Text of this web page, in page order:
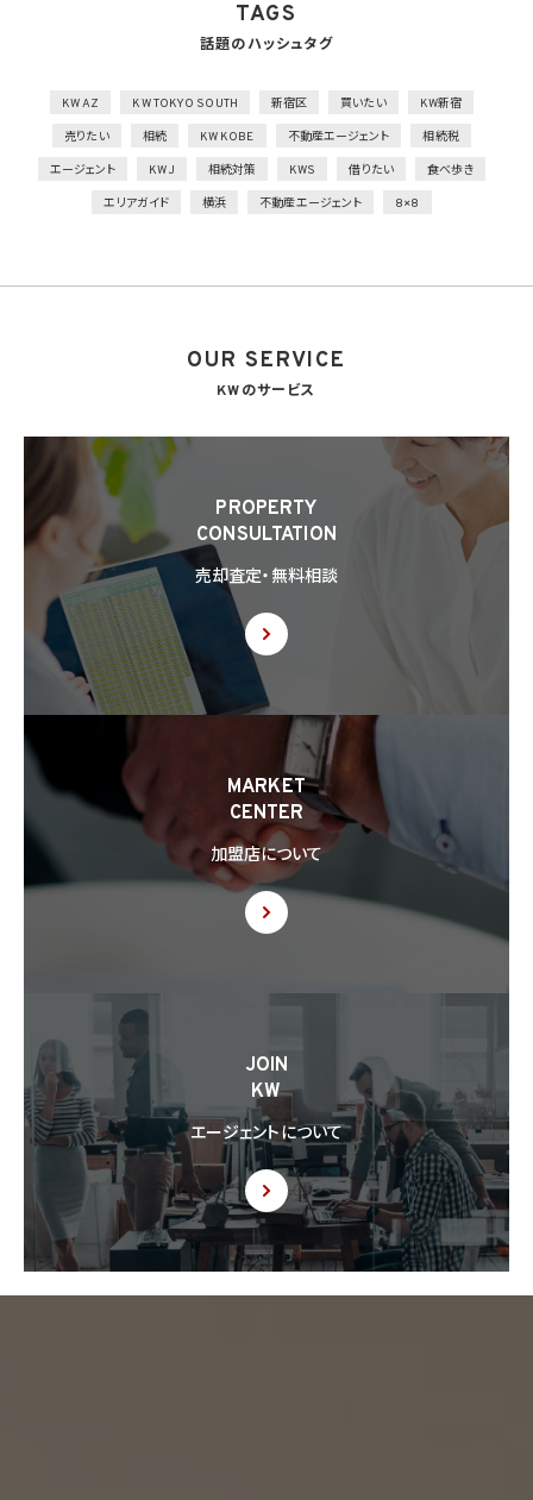
合、容易に個人データが判明しないよう措置を実施
2）個人データを取り扱う情報システムを外部からの不正アクセス又は不正ソフトウェア
外的環境の把握
全管理措置を実施
8.1 当社は、第4.1項各号のいずれかに該当する場合を除くほか、あらかじめ本人の同意を
(1) 利用目的の達成に必要な範囲内において個人情報の取扱いの全部又は一部を委託
することに伴って個人情報を提供する場合
(2) 合併その他の事由による事業の承継に伴って個人情報が提供される場合
(3) 第9項の定めに基づき共同利用する場合
8.2 第8.1項の定めにかかわらず、当社は、第4.1項各号のいずれかに該当する場合を除く
ほか、外国（個人情報保護法第28条に基づき個人情報保護委員会規則で指定される国
を除きます。）にある第三者（個人情報保護法第28条に基づき個人情報保護委員会規則
で指定される基準に適合する体制を整備している者を除きます。）に個人情報を提供する
場合には、あらかじめ外国にある第三者への提供を認める旨の本人の同意を得るもの
とします。
8.3 第8.2項に基づき外国にある第三者への提供につき本人の同意を得る場合、以下の
事項について本人に情報を提供するものとします。但し、第1号の事項が特定できない場
合、第1号及び第2号の事項に代えて、第1号の事項が特定できない旨及びその理由、並び
に当該事項に代わる本人に参考となるべき情報があれば当該情報を提供するものとし
ます。
(1) 当該外国の名称
(2) 当該外国における個人情報の保護に関する制度に関する情報
(3) 当該第三者が講じる個人情報の保護のための措置に関する情報（当該情報を提供
できない場合は、その旨及びその理由）
8.4 当社は、個人情報を第三者に提供したときは、個人情報保護法第29条に従い、記録
に従い、必要な確認を行い、当該確認にかかる記録の作成及び保存を行うものとします。
供された個人情報の利用方法について本人の同意を取得したことを証する記録を提出
するように求められた場合、当該第三者に対し当該記録を提出することがあります。
9. 共同利用
9.1 当社が運営するウェブサイトの問合せフォームから当社に連絡を行ったお客様から取
得した情報に関して、当社は、KW加盟店との間で、下記の通り、個人情報を共同利用しま
す。以下、KW加盟店は、当社が運営する下記のウェブサイト上で、KW加盟店として掲載さ
れている事業者を意味するものとします。
https://kellerwilliams.jp/kamei-ten/
(1) 共同して利用される個人情報の項目
TAGS
話題のハッシュタグ
KW AZ KW TOKYO SOUTH 新宿区 買いたい KW新宿
売りたい 相続 KW KOBE 不動産エージェント 相続税
エージェント KWJ 相続対策 KWS 借りたい 食べ歩き
エリアガイド 横浜 不動産エージェント 8×8
OUR SERVICE
KWのサービス
PROPERTY
CONSULTATION
売却査定・無料相談
MARKET
CENTER
加盟店について
JOIN
KW
エージェントについて